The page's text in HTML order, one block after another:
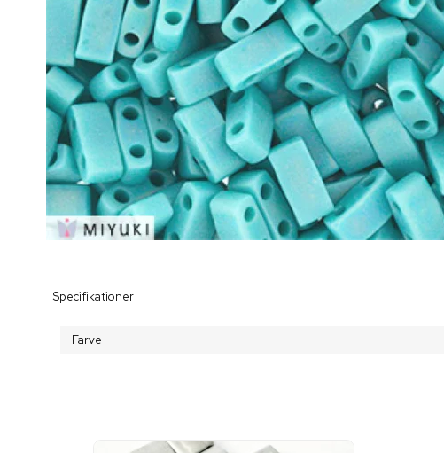
Specifikationer
Farve